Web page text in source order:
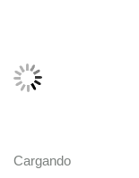
Cargando